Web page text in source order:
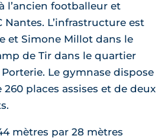
l’ancien footballeur et
L’infrastructure est
et Simone Millot dans le
de Tir dans le quartier
Le gymnase dispose
places assises et de deux
mètres par 28 mètres